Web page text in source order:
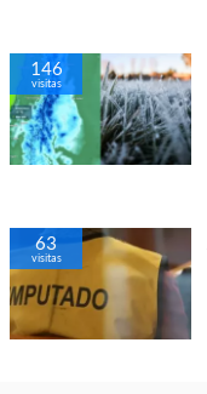
146
visitas
63
visitas